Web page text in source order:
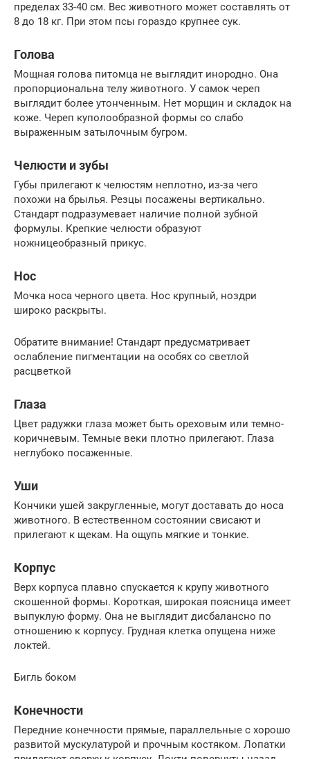
пределах 33-40 см. Вес животного может составлять от
8 до 18 кг. При этом псы гораздо крупнее сук.
Голова
Мощная голова питомца не выглядит инородно. Она
пропорциональна телу животного. У самок череп
выглядит более утонченным. Нет морщин и складок на
коже. Череп куполообразной формы со слабо
выраженным затылочным бугром.
Челюсти и зубы
Губы прилегают к челюстям неплотно, из-за чего
похожи на брылья. Резцы посажены вертикально.
Стандарт подразумевает наличие полной зубной
формулы. Крепкие челюсти образуют
ножницеобразный прикус.
Нос
Мочка носа черного цвета. Нос крупный, ноздри
широко раскрыты.
Обратите внимание! Стандарт предусматривает
ослабление пигментации на особях со светлой
расцветкой
Глаза
Цвет радужки глаза может быть ореховым или темно-
коричневым. Темные веки плотно прилегают. Глаза
неглубоко посаженные.
Уши
Кончики ушей закругленные, могут доставать до носа
животного. В естественном состоянии свисают и
прилегают к щекам. На ощупь мягкие и тонкие.
Корпус
Верх корпуса плавно спускается к крупу животного
скошенной формы. Короткая, широкая поясница имеет
выпуклую форму. Она не выглядит дисбалансно по
отношению к корпусу. Грудная клетка опущена ниже
локтей.
Бигль боком
Конечности
Передние конечности прямые, параллельные с хорошо
развитой мускулатурой и прочным костяком. Лопатки